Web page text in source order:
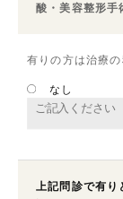
酸・美容整形手
有りの方は治療
なし
上記問診で有り